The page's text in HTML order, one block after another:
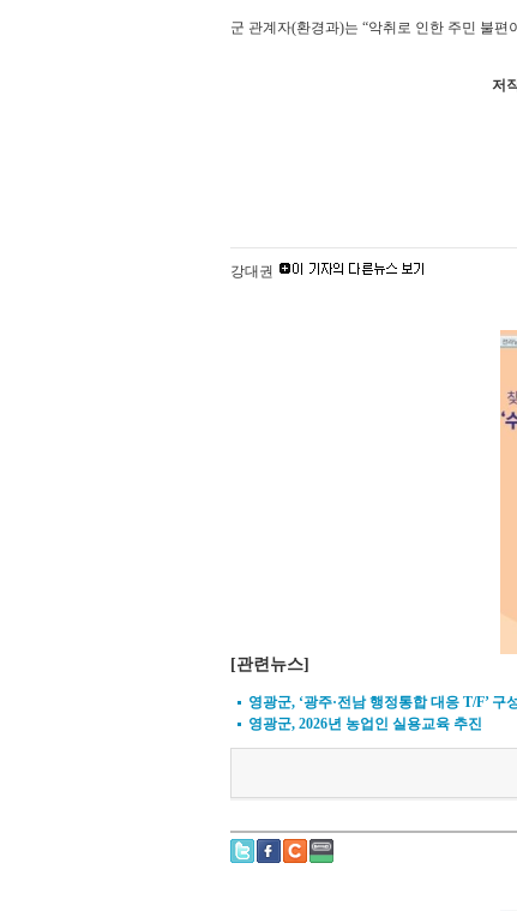
군 관계자(환경과)는 “악취로 인한 주민 불
저
강대권
[관련뉴스]
영광군, ‘광주·전남 행정통합 대응 T/F’ 구
영광군, 2026년 농업인 실용교육 추진